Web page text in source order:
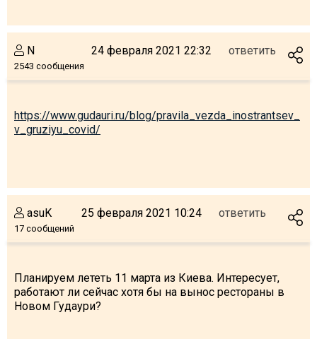
N
2543 сообщения
24 февраля 2021 22:32 ответить
https://www.gudauri.ru/blog/pravila_vezda_inostrantsev_
v_gruziyu_covid/
asuK
17 сообщений
25 февраля 2021 10:24 ответить
Планируем лететь 11 марта из Киева. Интересует,
работают ли сейчас хотя бы на вынос рестораны в
Новом Гудаури?
Долгосрочная аренда
Казбеги
Другое
О Грузии
Деньги
Мобильная связь
Галерея
Безопасность